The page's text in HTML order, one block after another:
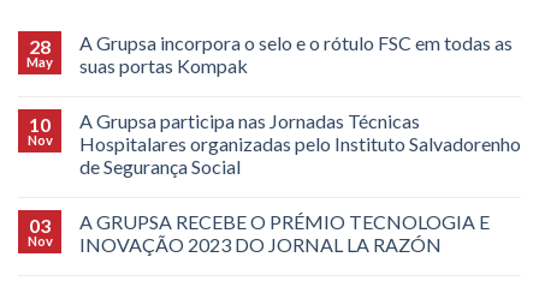
28
May
A Grupsa incorpora o selo e o rótulo FSC em todas as
suas portas Kompak
10
Nov
A Grupsa participa nas Jornadas Técnicas
Hospitalares organizadas pelo Instituto Salvadorenho
de Segurança Social
03
Nov
A GRUPSA RECEBE O PRÉMIO TECNOLOGIA E
INOVAÇÃO 2023 DO JORNAL LA RAZÓN